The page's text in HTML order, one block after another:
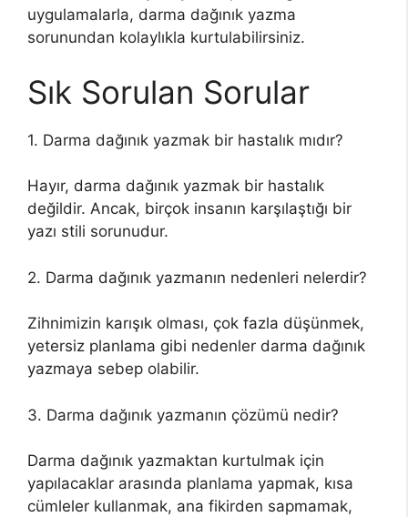
uygulamalarla, darma dağınık yazma
sorunundan kolaylıkla kurtulabilirsiniz.
Sık Sorulan Sorular
1. Darma dağınık yazmak bir hastalık mıdır?
Hayır, darma dağınık yazmak bir hastalık
değildir. Ancak, birçok insanın karşılaştığı bir
yazı stili sorunudur.
2. Darma dağınık yazmanın nedenleri nelerdir?
Zihnimizin karışık olması, çok fazla düşünmek,
yetersiz planlama gibi nedenler darma dağınık
yazmaya sebep olabilir.
3. Darma dağınık yazmanın çözümü nedir?
Darma dağınık yazmaktan kurtulmak için
yapılacaklar arasında planlama yapmak, kısa
cümleler kullanmak, ana fikirden sapmamak,